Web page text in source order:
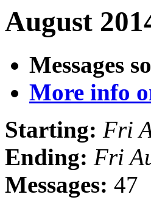
August
Messages
More info
Starting: Fri
Ending: Fri
Messages: 47